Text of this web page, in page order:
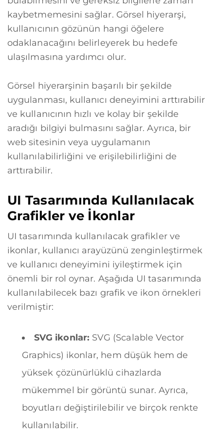
kaybetmemesini sağlar. Görsel hiyerarşi,
kullanıcının gözünün hangi öğelere
odaklanacağını belirleyerek bu hedefe
ulaşılmasına yardımcı olur.
Görsel hiyerarşinin başarılı bir şekilde
uygulanması, kullanıcı deneyimini arttırabilir
ve kullanıcının hızlı ve kolay bir şekilde
aradığı bilgiyi bulmasını sağlar. Ayrıca, bir
web sitesinin veya uygulamanın
kullanılabilirliğini ve erişilebilirliğini de
arttırabilir.
UI Tasarımında Kullanılacak
Grafikler ve İkonlar
UI tasarımında kullanılacak grafikler ve
ikonlar, kullanıcı arayüzünü zenginleştirmek
ve kullanıcı deneyimini iyileştirmek için
önemli bir rol oynar. Aşağıda UI tasarımında
kullanılabilecek bazı grafik ve ikon örnekleri
verilmiştir:
SVG ikonlar: SVG (Scalable Vector
Graphics) ikonlar, hem düşük hem de
yüksek çözünürlüklü cihazlarda
mükemmel bir görüntü sunar. Ayrıca,
boyutları değiştirilebilir ve birçok renkte
kullanılabilir.